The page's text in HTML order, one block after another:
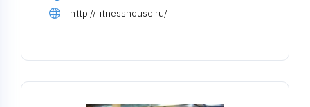
http://fitnesshouse.ru/